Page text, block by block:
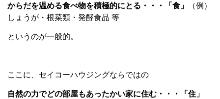
からだを温める食べ物を積極的にとる・・・「食」
（例）
しょうが・根菜類・発酵食品 等
というのが一般的。
ここに、セイコーハウジングならではの
自然の力でどの部屋もあったかい家に住む・・・「住」